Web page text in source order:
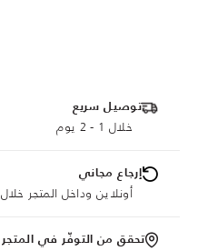
توصيل سريع
خلال 1 - 2 يوم
إرجاع مجاني
أونلاين وداخل المتجر خلال 30 يومًا
تحقق من التوفّر في المتجر